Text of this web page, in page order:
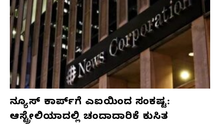
ನ್ಯೂಸ್ ಕಾರ್ಪ್‌ಗೆ ಎಐಯಿಂದ ಸಂಕಷ್ಟ:
ಆಸ್ಟ್ರೇಲಿಯಾದಲ್ಲಿ ಚಂದಾದಾರಿಕೆ ಕುಸಿತ